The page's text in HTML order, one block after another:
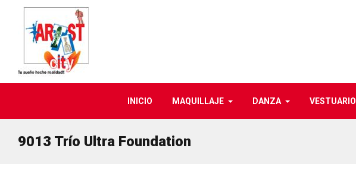
INICIO MAQUILLAJE DANZA VESTUARIO
9013 Trío Ultra Foundation